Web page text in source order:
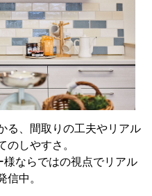
る、間取りの工夫やリアル
のしやすさ。
様ならではの視点でリアル
信中。